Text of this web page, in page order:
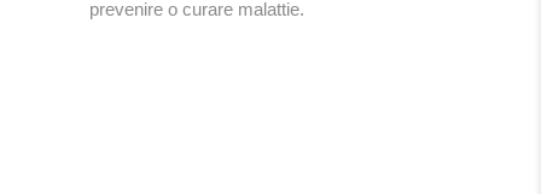
prevenire o curare malattie.